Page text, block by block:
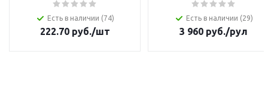
Есть в наличии (74)
222.70руб./шт
Есть в наличии (29)
3 960 руб./рул